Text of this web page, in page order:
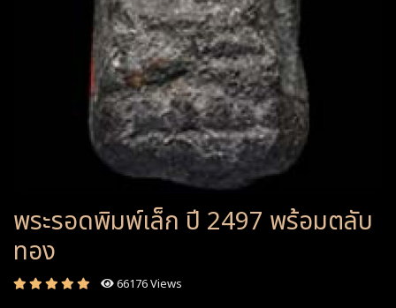
พระรอดพิมพ์เล็ก ปี 2497 พร้อมตลับ
ทอง
66176 Views